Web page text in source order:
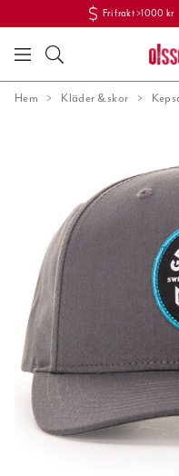
Fri frakt >1000 kr
Hem Kläder & skor